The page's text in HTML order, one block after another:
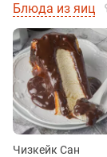
Блюда из яиц
Чизкейк Сан